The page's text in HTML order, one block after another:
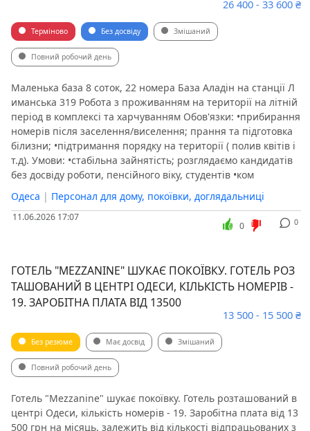
26 400 - 33 600 ₴
Терміново Без досвіду Змішаний
Повний робочий день
Маленька база 8 соток, 22 номера База Аладін на станції Л
иманська 319 Робота з проживанням на території на літній
період в комплексі та харчуванням Обов'язки: •прибирання
номерів після заселення/виселення; прання та підготовка
білизни; •підтримання порядку на території ( полив квітів і
т.д). Умови: •стабільна зайнятість; розглядаємо кандидатів
без досвіду роботи, пенсійного віку, студентів •ком
Одеса | Персонал для дому, покоївки, доглядальниці
11.06.2026 17:07 0
0
ГОТЕЛЬ "MEZZANINE" ШУКАЄ ПОКОЇВКУ. ГОТЕЛЬ РОЗ
ТАШОВАНИЙ В ЦЕНТРІ ОДЕСИ, КІЛЬКІСТЬ НОМЕРІВ -
19. ЗАРОБІТНА ПЛАТА ВІД 13500
13 500 - 15 500 ₴
Без резюме Має досвід Змішаний
Повний робочий день
Готель "Mezzanine" шукає покоївку. Готель розташований в
центрі Одеси, кількість номерів - 19. Заробітна плата від 13
500 грн на місяць, залежить від кількості відпрацьованих з